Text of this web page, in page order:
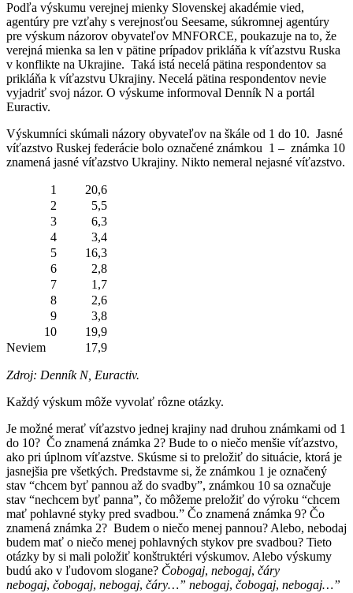
Podľa výskumu verejnej mienky Slovenskej akadémie vied,
agentúry pre vzťahy s verejnosťou Seesame, súkromnej agentúry
pre výskum názorov obyvateľov MNFORCE, poukazuje na to, že
verejná mienka sa len v pätine prípadov prikláňa k víťazstvu Ruska
v konflikte na Ukrajine. Taká istá necelá pätina respondentov sa
prikláňa k víťazstvu Ukrajiny. Necelá pätina respondentov nevie
vyjadriť svoj názor. O výskume informoval Denník N a portál
Euractiv.
Výskumníci skúmali názory obyvateľov na škále od 1 do 10. Jasné
víťazstvo Ruskej federácie bolo označené známkou 1 – známka 10
znamená jasné víťazstvo Ukrajiny. Nikto nemeral nejasné víťazstvo.
1
20,6
2
5,5
3
6,3
4
3,4
5
16,3
6
2,8
7
1,7
8
2,6
9
3,8
10
19,9
Neviem
17,9
Zdroj: Denník N, Euractiv.
Každý výskum môže vyvolať rôzne otázky.
Je možné merať víťazstvo jednej krajiny nad druhou známkami od 1
do 10? Čo znamená známka 2? Bude to o niečo menšie víťazstvo,
ako pri úplnom víťazstve. Skúsme si to preložiť do situácie, ktorá je
jasnejšia pre všetkých. Predstavme si, že známkou 1 je označený
stav “chcem byť pannou až do svadby”, známkou 10 sa označuje
stav “nechcem byť panna”, čo môžeme preložiť do výroku “chcem
mať pohlavné styky pred svadbou.” Čo znamená známka 9? Čo
znamená známka 2? Budem o niečo menej pannou? Alebo, nebodaj
budem mať o niečo menej pohlavných stykov pre svadbou? Tieto
otázky by si mali položiť konštruktéri výskumov. Alebo výskumy
budú ako v ľudovom slogane? Čobogaj, nebogaj, čáry
nebogaj, čobogaj, nebogaj, čáry…” nebogaj, čobogaj, nebogaj…”